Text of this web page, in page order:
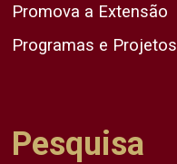
Promova a Extensão
Programas e Projetos
Pesquisa